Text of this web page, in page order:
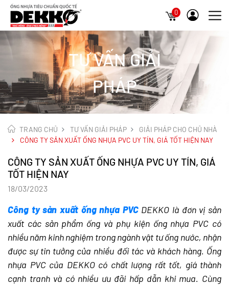
0
TƯ VẤN GIẢI
PHÁP
TRANG CHỦ TƯ VẤN GIẢI PHÁP
GIẢI PHÁP CHO CHỦ NHÀ
CÔNG TY SẢN XUẤT ỐNG NHỰA PVC UY TÍN, GIÁ TỐT HIỆN NAY
CÔNG TY SẢN XUẤT ỐNG NHỰA PVC UY TÍN, GIÁ
TỐT HIỆN NAY
18/03/2023
Công ty sản xuất ống nhựa PVCDEKKO là đơn vị sản
xuất các sản phẩm ống và phụ kiện ống nhựa PVC có
nhiều năm kinh nghiệm trong ngành vật tư ống nước, nhận
được sự tin tưởng của nhiều đối tác và khách hàng. Ống
nhựa PVC của DEKKO có chất lượng rất tốt, giá thành
cạnh tranh và có nhiều ưu đãi hấp dẫn khi mua. Cùng